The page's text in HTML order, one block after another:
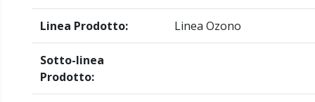
Linea Prodotto: Linea Ozono
Sotto-linea
Prodotto: